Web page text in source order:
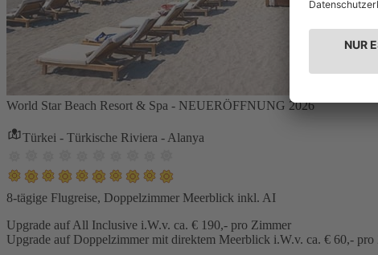
World Star Beach Resort & Spa - NEUERÖFFNUNG 2026
Türkei - Türkische Riviera - Alanya
8-tägige Flugreise, Doppelzimmer Meerblick inkl. AI
Upgrade auf All Inclusive i.W.v. ca. € 190,- pro Zimmer
Upgrade auf Doppelzimmer mit direktem Meerblick i.W.v. ca. € 60,- pro